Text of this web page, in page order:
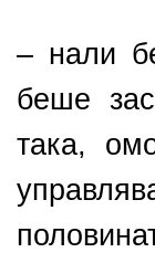
– нали
беше
така,